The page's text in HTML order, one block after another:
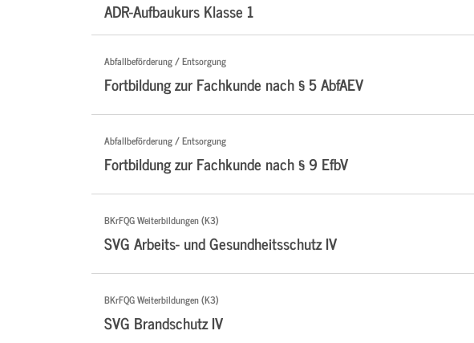
ADR-Aufbaukurs Klasse 1
Abfallbeförderung / Entsorgung
Fortbildung zur Fachkunde nach § 5 AbfAEV
Abfallbeförderung / Entsorgung
Fortbildung zur Fachkunde nach § 9 EfbV
BKrFQG Weiterbildungen (K3)
SVG Arbeits- und Gesundheitsschutz IV
BKrFQG Weiterbildungen (K3)
SVG Brandschutz IV